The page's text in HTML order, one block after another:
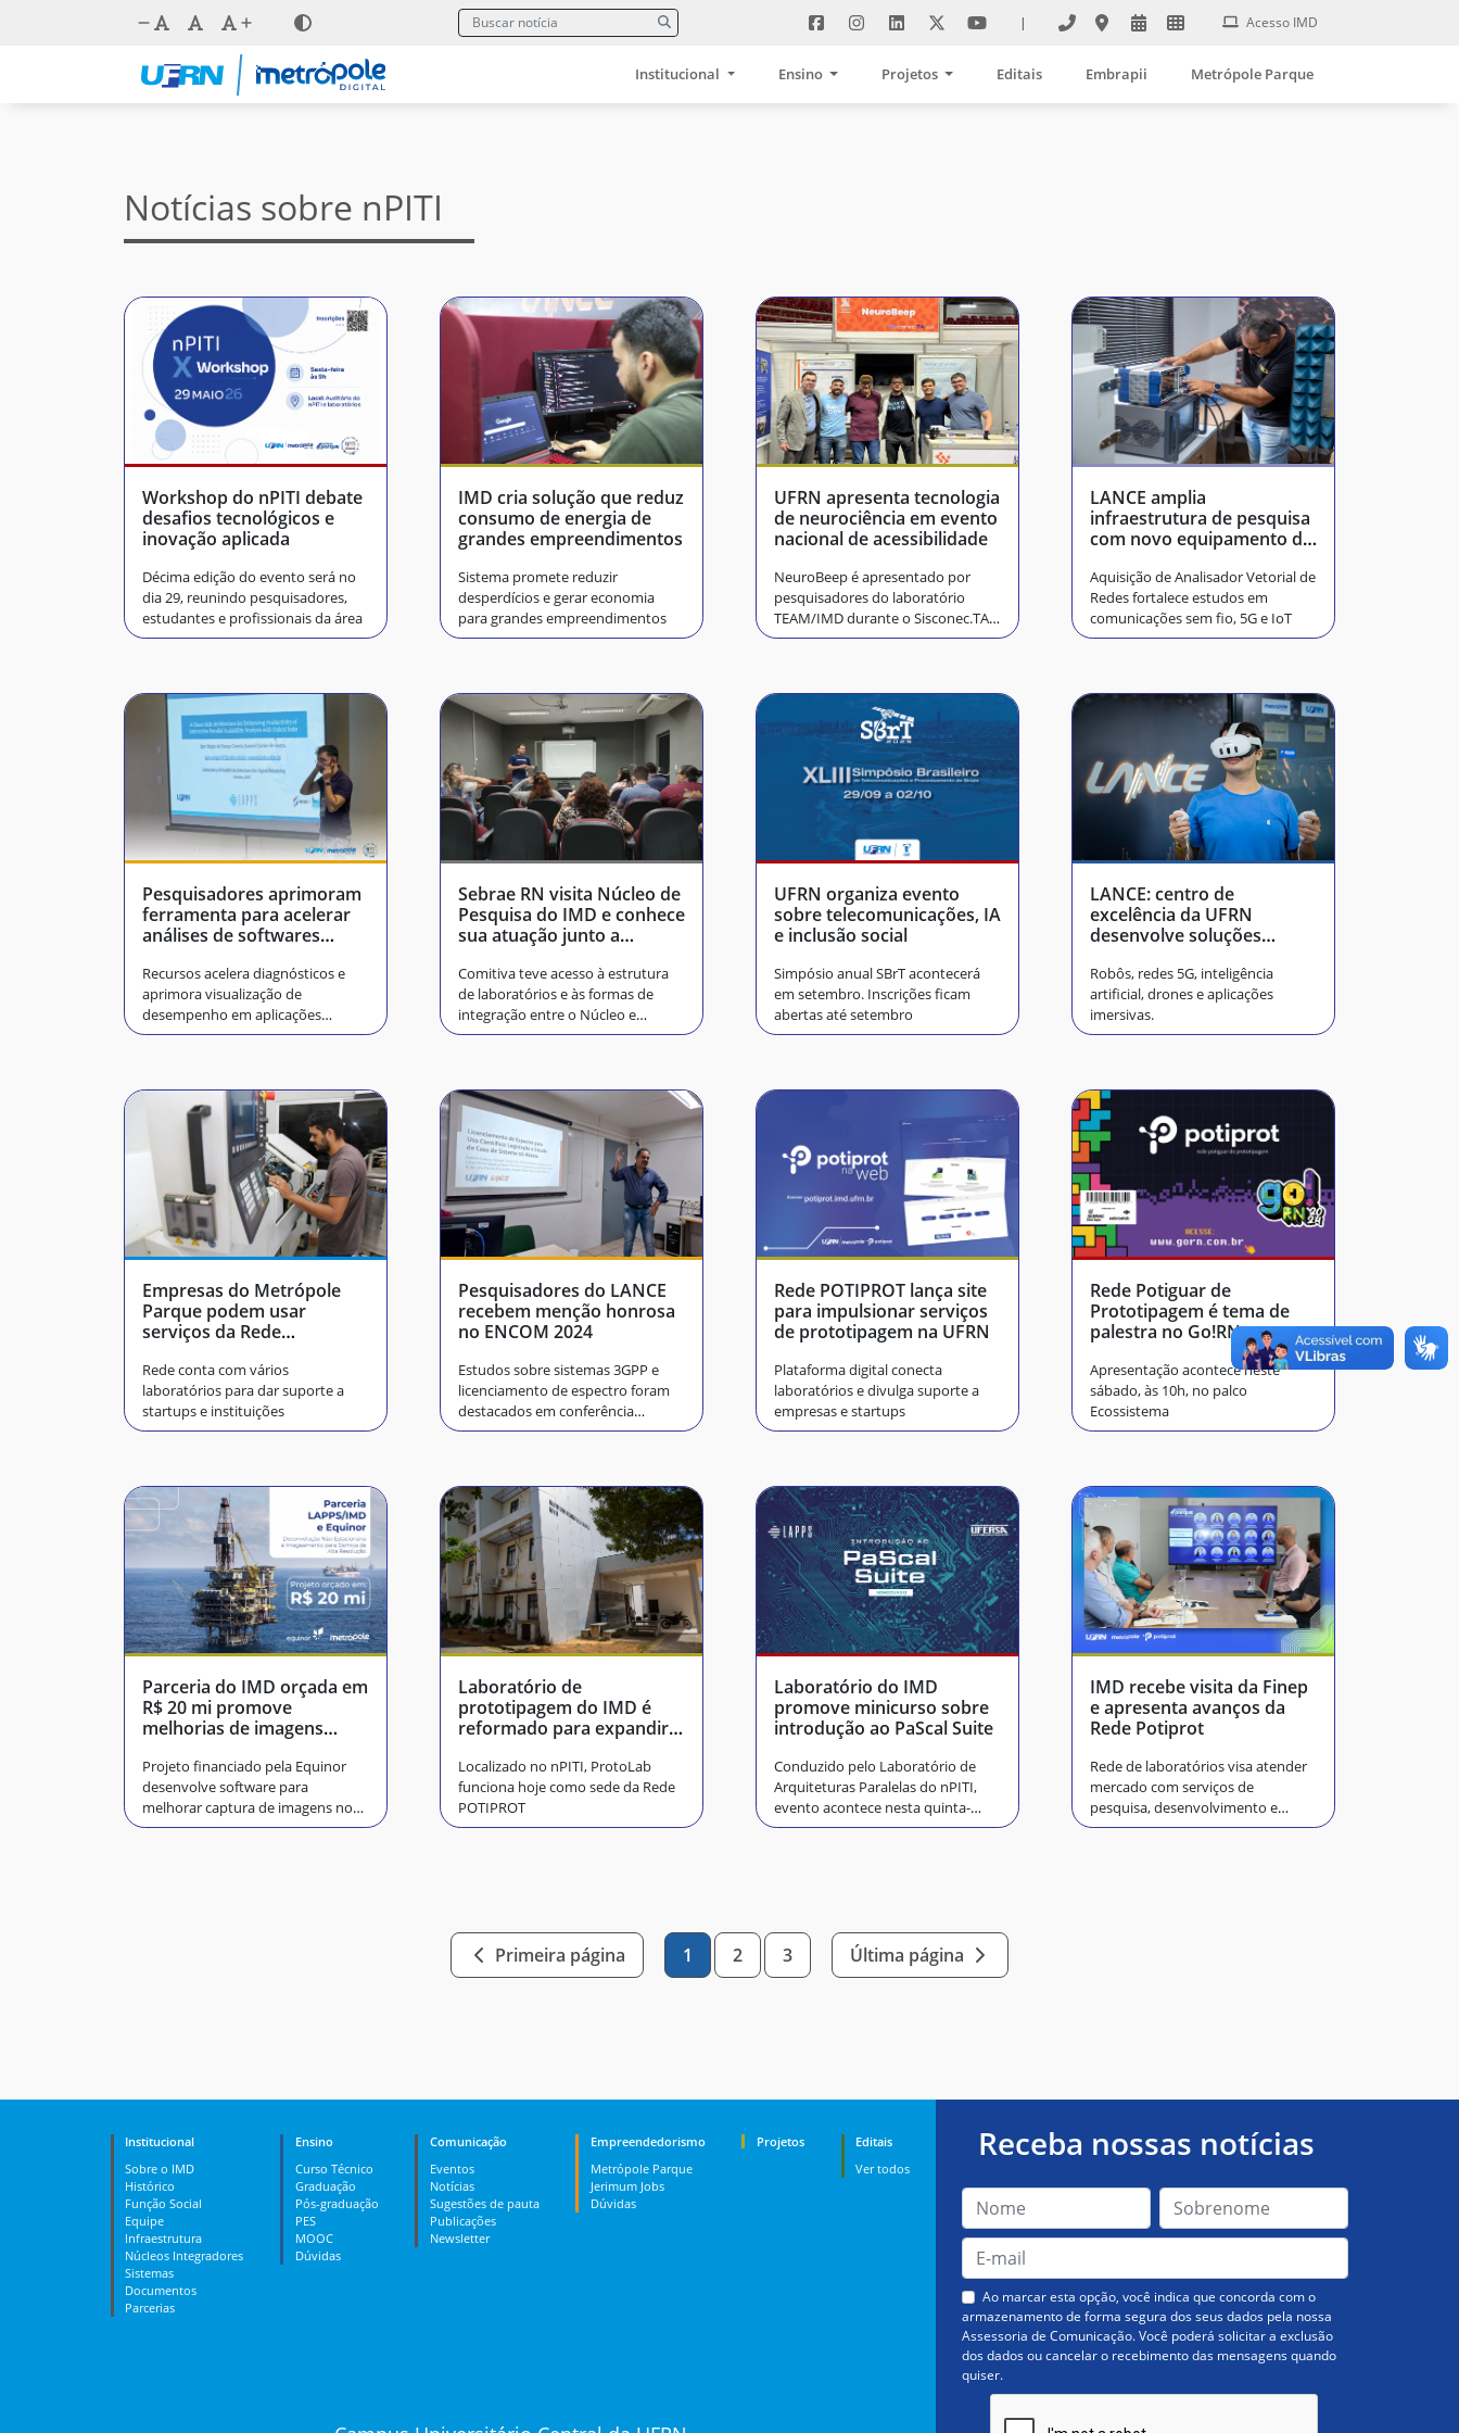
| Acesso IMD
Institucional Ensino Projetos Editais Embrapii Metrópole Parque
Notícias sobre nPITI
Workshop do nPITI debate
desafios tecnológicos e
inovação aplicada
Décima edição do evento será no
dia 29, reunindo pesquisadores,
estudantes e profissionais da área
IMD cria solução que reduz
consumo de energia de
grandes empreendimentos
Sistema promete reduzir
desperdícios e gerar economia
para grandes empreendimentos
UFRN apresenta tecnologia
de neurociência em evento
nacional de acessibilidade
NeuroBeep é apresentado por
pesquisadores do laboratório
TEAM/IMD durante o Sisconec.TA
2026
LANCE amplia
infraestrutura de pesquisa
com novo equipamento de
Aquisição de Analisador Vetorial de
Redes fortalece estudos em
comunicações sem fio, 5G e IoT
Pesquisadores aprimoram
ferramenta para acelerar
análises de softwares
Recursos acelera diagnósticos e
aprimora visualização de
desempenho em aplicações
paralelas
Sebrae RN visita Núcleo de
Pesquisa do IMD e conhece
sua atuação junto a
Comitiva teve acesso à estrutura
de laboratórios e às formas de
integração entre o Núcleo e
pequenos
UFRN organiza evento
sobre telecomunicações, IA
e inclusão social
Simpósio anual SBrT acontecerá
em setembro. Inscrições ficam
abertas até setembro
LANCE: centro de
excelência da UFRN
desenvolve soluções
complexos
Robôs, redes 5G, inteligência
artificial, drones e aplicações
imersivas.
Empresas do Metrópole
Parque podem usar
serviços da Rede
Rede conta com vários
laboratórios para dar suporte a
startups e instituições
Pesquisadores do LANCE
recebem menção honrosa
no ENCOM 2024
Estudos sobre sistemas 3GPP e
licenciamento de espectro foram
destacados em conferência
nacional
Rede POTIPROT lança site
para impulsionar serviços
de prototipagem na UFRN
Plataforma digital conecta
laboratórios e divulga suporte a
empresas e startups
Rede Potiguar de
Prototipagem é tema de
palestra no Go!RN
Apresentação acontece neste
sábado, às 10h, no palco
Ecossistema
Parceria do IMD orçada em
R$ 20 mi promove
melhorias de imagens
Projeto financiado pela Equinor
desenvolve software para
melhorar captura de imagens no
fundo do mar
Laboratório de
prototipagem do IMD é
reformado para expandir
Localizado no nPITI, ProtoLab
funciona hoje como sede da Rede
POTIPROT
Laboratório do IMD
promove minicurso sobre
introdução ao PaScal Suite
Conduzido pelo Laboratório de
Arquiteturas Paralelas do nPITI,
evento acontece nesta quinta-
feira, 1
IMD recebe visita da Finep
e apresenta avanços da
Rede Potiprot
Rede de laboratórios visa atender
mercado com serviços de
pesquisa, desenvolvimento e
inovação
Primeira página 1 2 3 Última página
Institucional
Sobre o IMD
Histórico
Função Social
Equipe
Infraestrutura
Núcleos Integradores
Sistemas
Documentos
Parcerias
Ensino
Curso Técnico
Graduação
Pós-graduação
PES
MOOC
Dúvidas
Comunicação
Eventos
Notícias
Sugestões de pauta
Publicações
Newsletter
Empreendedorismo
Metrópole Parque
Jerimum Jobs
Dúvidas
Projetos
Editais
Ver todos
Receba nossas notícias
Ao marcar esta opção, você indica que concorda com o
armazenamento de forma segura dos seus dados pela nossa
Assessoria de Comunicação. Você poderá solicitar a exclusão
dos dados ou cancelar o recebimento das mensagens quando
quiser.